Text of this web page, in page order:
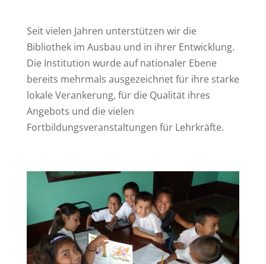
Seit vielen Jahren unterstützen wir die
Bibliothek im Ausbau und in ihrer Entwicklung.
Die Institution wurde auf nationaler Ebene
bereits mehrmals ausgezeichnet für ihre starke
lokale Verankerung, für die Qualität ihres
Angebots und die vielen
Fortbildungsveranstaltungen für Lehrkräfte.